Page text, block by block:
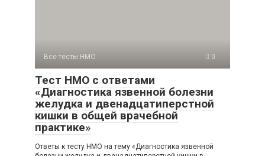
Все тесты НМО 0
Тест НМО с ответами
«Диагностика язвенной болезни
желудка и двенадцатиперстной
кишки в общей врачебной
практике»
Ответы к тесту НМО на тему «Диагностика язвенной